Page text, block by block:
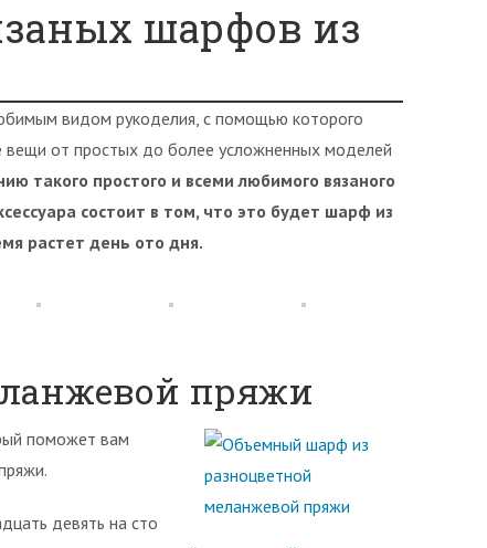
шарфов из
видом рукоделия, с помощью которого
от простых до более усложненных моделей
такого простого и всеми любимого вязаного
состоит в том, что это будет шарф из
растет день ото дня.
пряжи
поможет вам
девять на сто